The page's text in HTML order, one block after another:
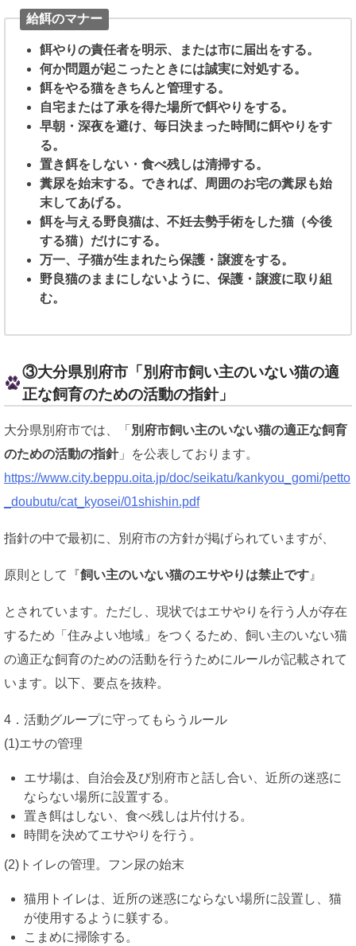
給餌のマナー
餌やりの責任者を明示、または市に届出をする。
何か問題が起こったときには誠実に対処する。
餌をやる猫をきちんと管理する。
自宅または了承を得た場所で餌やりをする。
早朝・深夜を避け、毎日決まった時間に餌やりをす
る。
置き餌をしない・食べ残しは清掃する。
糞尿を始末する。できれば、周囲のお宅の糞尿も始
末してあげる。
餌を与える野良猫は、不妊去勢手術をした猫（今後
する猫）だけにする。
万一、子猫が生まれたら保護・譲渡をする。
野良猫のままにしないように、保護・譲渡に取り組
む。
③大分県別府市「別府市飼い主のいない猫の適
正な飼育のための活動の指針」
大分県別府市では、「 別府市飼い主のいない猫の適正な飼育
のための活動の指針」を公表しております。
https://www.city.beppu.oita.jp/doc/seikatu/kankyou_gomi/petto
_doubutu/cat_kyosei/01shishin.pdf
指針の中で最初に、別府市の方針が掲げられていますが、
原則として『飼い主のいない猫のエサやりは禁止です 』
とされています。ただし、現状ではエサやりを行う人が存在
するため「住みよい地域」をつくるため、飼い主のいない猫
の適正な飼育のための活動を行うためにルールが記載されて
います。以下、要点を抜粋。
4．活動グループに守ってもらうルール
(1)エサの管理
エサ場は、自治会及び別府市と話し合い、近所の迷惑に
ならない場所に設置する。
置き餌はしない、食べ残しは片付ける。
時間を決めてエサやりを行う。
(2)トイレの管理。フン尿の始末
猫用トイレは、近所の迷惑にならない場所に設置し、猫
が使用するように躾する。
こまめに掃除する。